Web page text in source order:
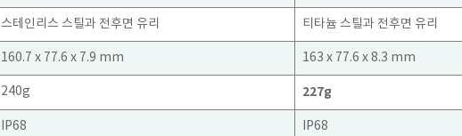
스테인리스 스틸과 전후면 유리 티타늄 스틸과 전후면 유리
160.7 x 77.6 x 7.9 mm 163 x 77.6 x 8.3 mm
240g 227g
IP68 IP68